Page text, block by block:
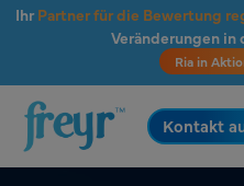
Zum Hauptinhalt springen
Ihr Partner für die Bewertung
Veränderungen in
Ria in
.
Kontakt